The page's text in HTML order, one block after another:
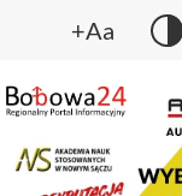
+Aa